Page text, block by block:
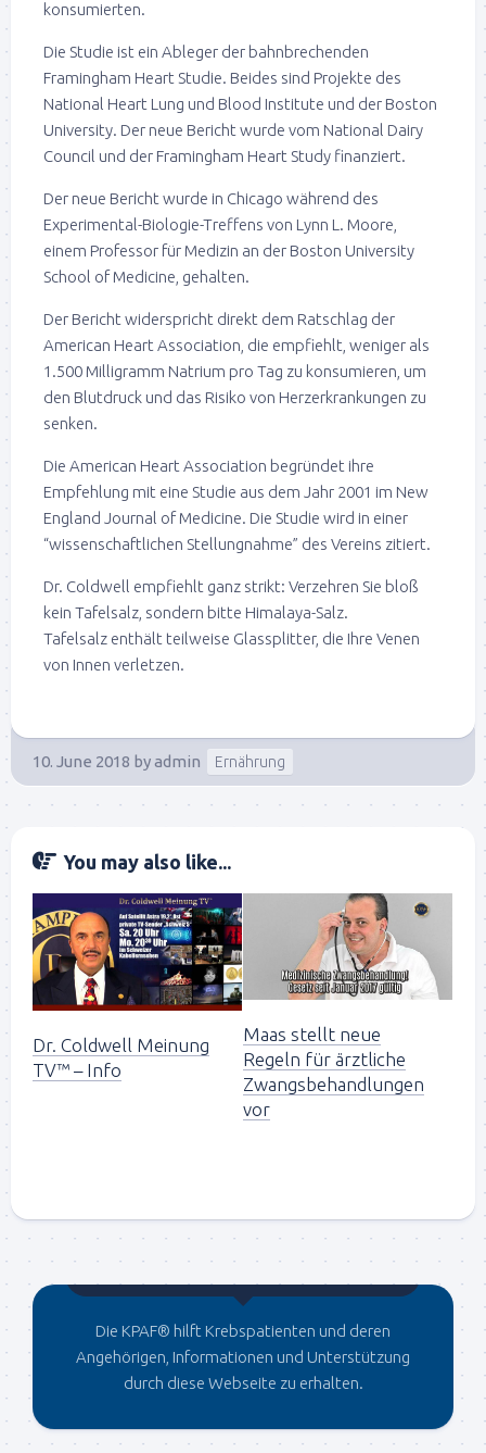
konsumierten.
Die Studie ist ein Ableger der bahnbrechenden
Framingham Heart Studie. Beides sind Projekte des
National Heart Lung und Blood Institute und der Boston
University. Der neue Bericht wurde vom National Dairy
Council und der Framingham Heart Study finanziert.
Der neue Bericht wurde in Chicago während des
Experimental-Biologie-Treffens von Lynn L. Moore,
einem Professor für Medizin an der Boston University
School of Medicine, gehalten.
Der Bericht widerspricht direkt dem Ratschlag der
American Heart Association, die empfiehlt, weniger als
1.500 Milligramm Natrium pro Tag zu konsumieren, um
den Blutdruck und das Risiko von Herzerkrankungen zu
senken.
Die American Heart Association begründet ihre
Empfehlung mit eine Studie aus dem Jahr 2001 im New
England Journal of Medicine. Die Studie wird in einer
“wissenschaftlichen Stellungnahme” des Vereins zitiert.
Dr. Coldwell empfiehlt ganz strikt: Verzehren Sie bloß
kein Tafelsalz, sondern bitte Himalaya-Salz.
Tafelsalz enthält teilweise Glassplitter, die Ihre Venen
von Innen verletzen.
10. June 2018 byadmin Ernährung
You may also like...
Dr. Coldwell Meinung
TV™ – Info
Maas stellt neue
Regeln für ärztliche
Zwangsbehand­lungen
vor
Die KPAF® hilft Krebspatienten und deren
Angehörigen, Informationen und Unterstützung
durch diese Webseite zu erhalten.